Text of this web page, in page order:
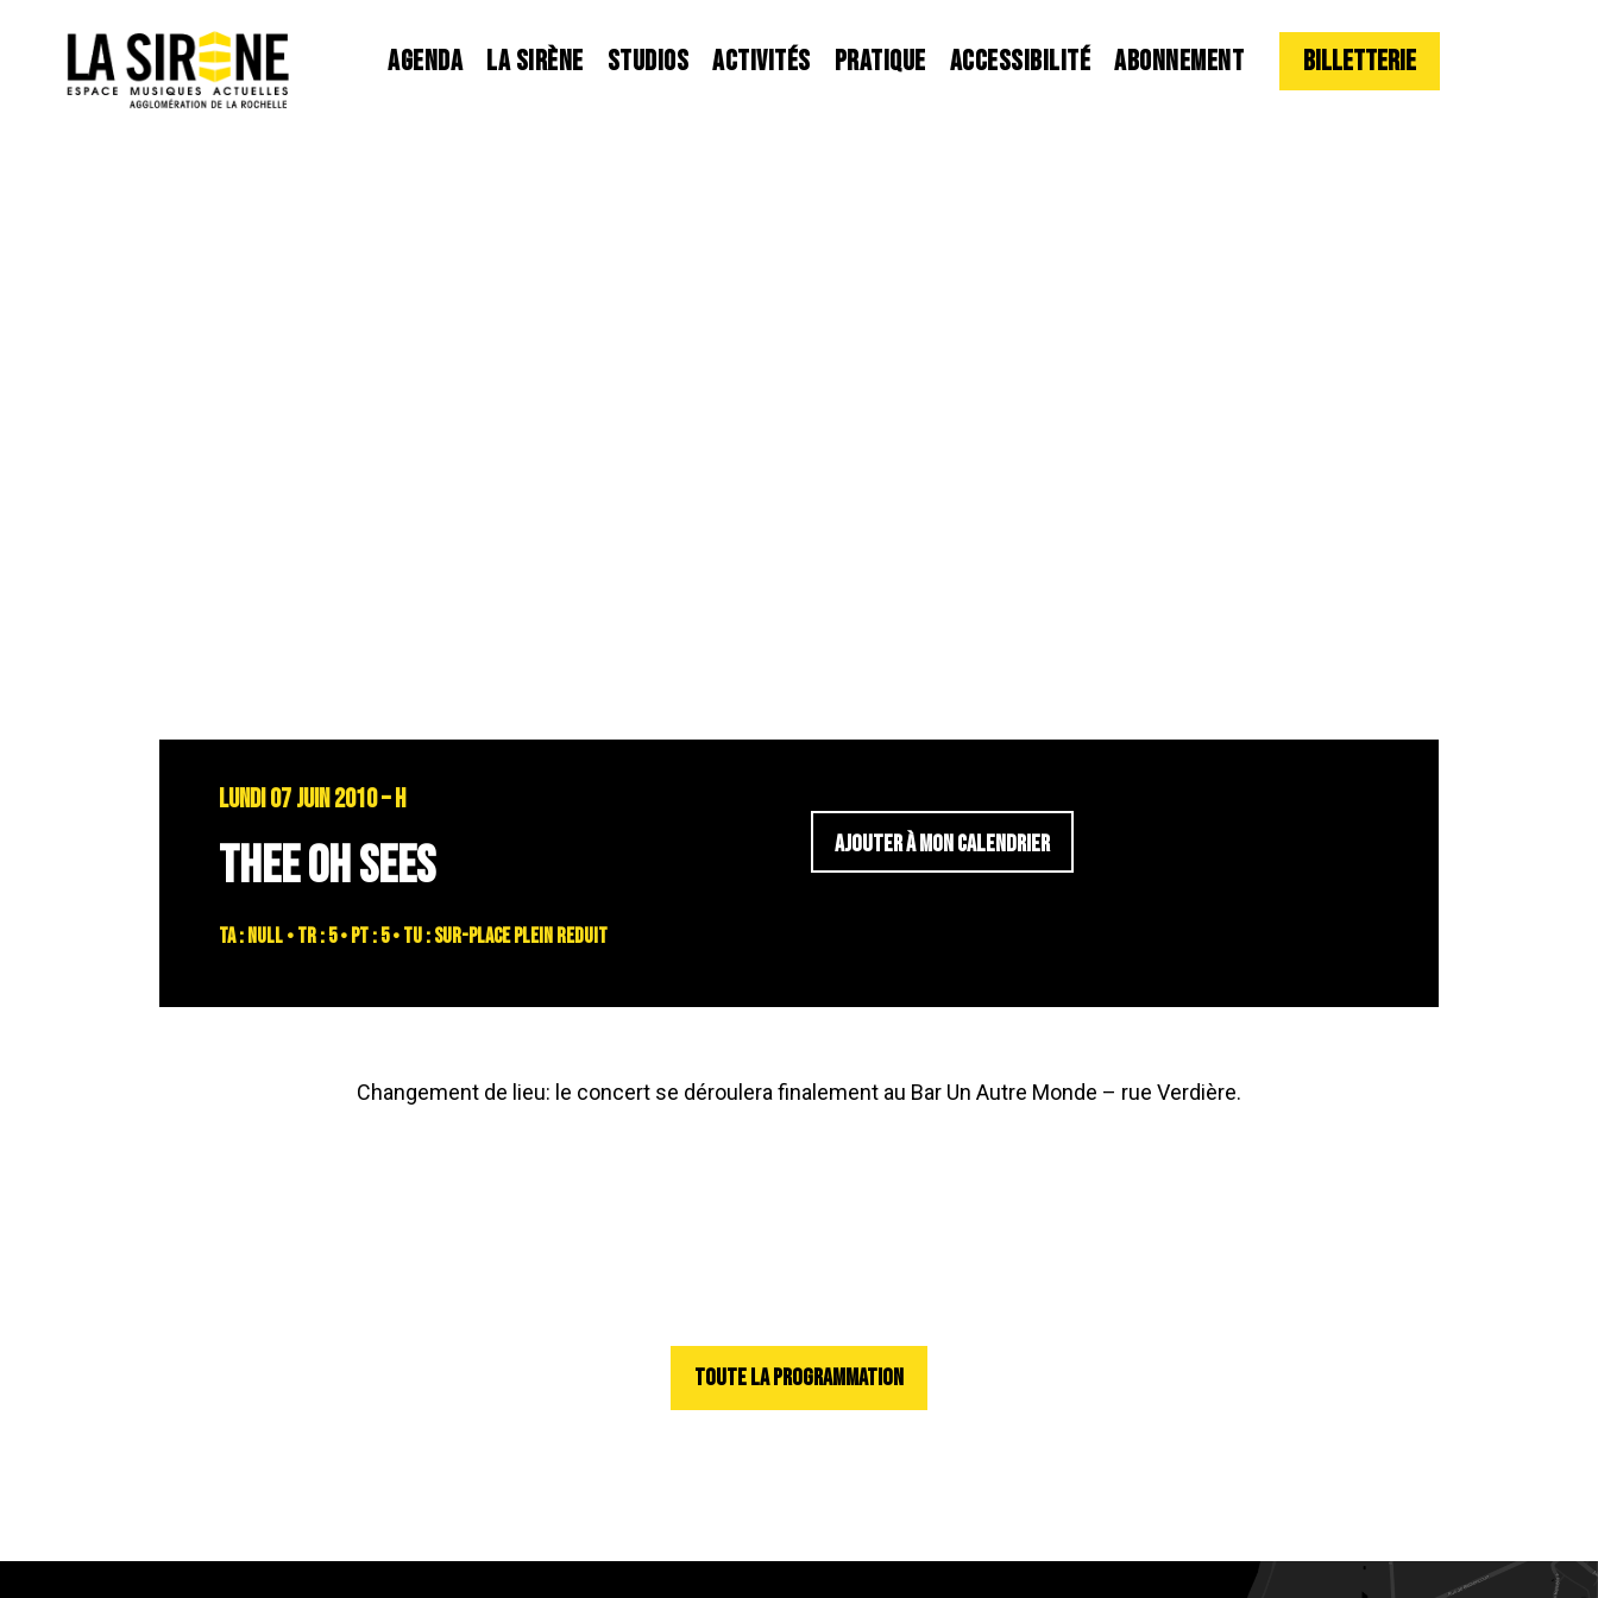
AGENDA LA SIRÈNE STUDIOS ACTIVITÉS PRATIQUE ACCESSIBILITÉ ABONNEMENT Billetterie
LUNDI 07 JUIN 2010 – H
THEE OH SEES
TA : NULL • TR : 5 • PT : 5 • TU : sur-place plein reduit
AJOUTER À MON CALENDRIER
Changement de lieu: le concert se déroulera finalement au Bar Un Autre Monde – rue Verdière.
TOUTE LA PROGRAMMATION